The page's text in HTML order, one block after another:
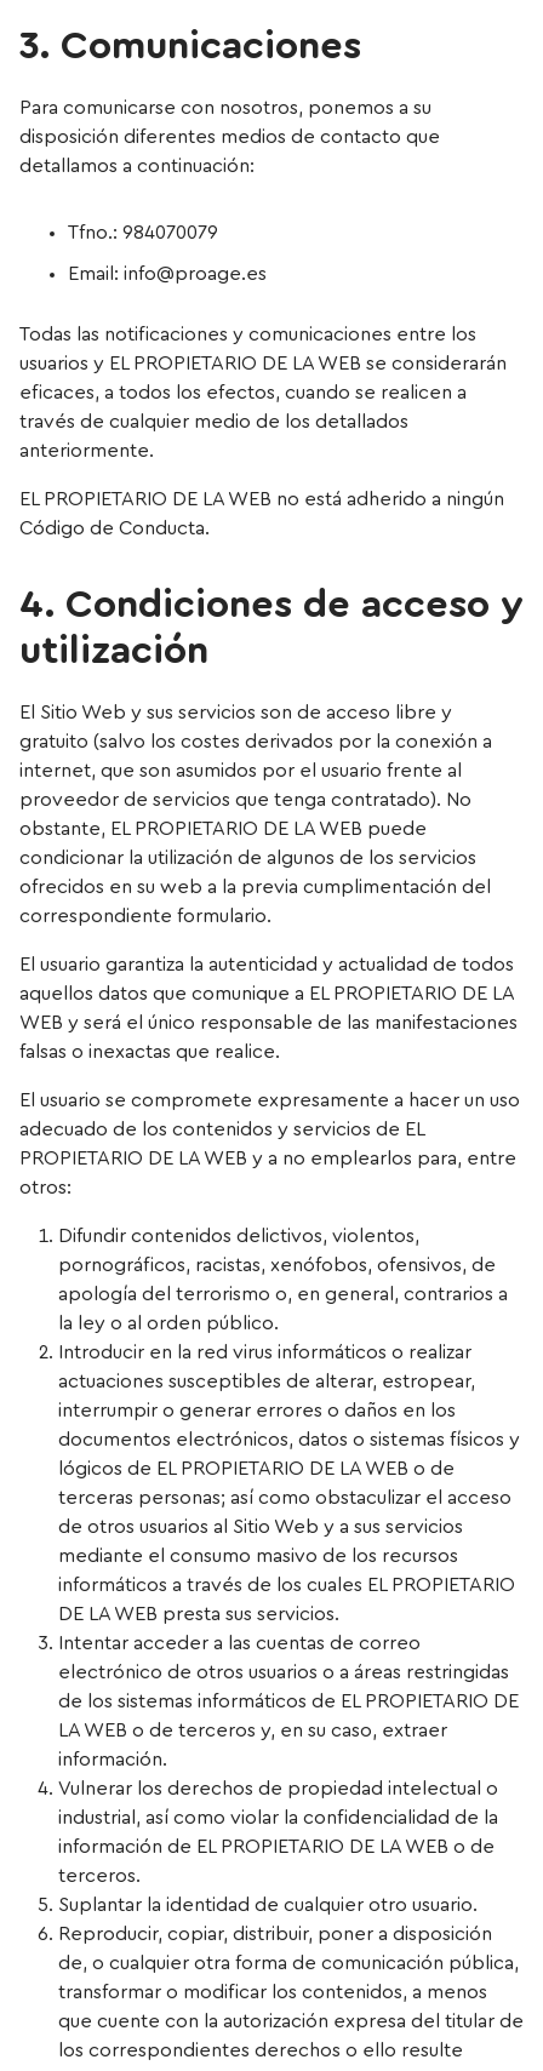
3. Comunicaciones
Para comunicarse con nosotros, ponemos a su
disposición diferentes medios de contacto que
detallamos a continuación:
Tfno.: 984070079
Email: info@proage.es
Todas las notificaciones y comunicaciones entre los
usuarios y EL PROPIETARIO DE LA WEB se considerarán
eficaces, a todos los efectos, cuando se realicen a
través de cualquier medio de los detallados
anteriormente.
EL PROPIETARIO DE LA WEB no está adherido a ningún
Código de Conducta.
4. Condiciones de acceso y
utilización
El Sitio Web y sus servicios son de acceso libre y
gratuito (salvo los costes derivados por la conexión a
internet, que son asumidos por el usuario frente al
proveedor de servicios que tenga contratado). No
obstante, EL PROPIETARIO DE LA WEB puede
condicionar la utilización de algunos de los servicios
ofrecidos en su web a la previa cumplimentación del
correspondiente formulario.
El usuario garantiza la autenticidad y actualidad de todos
aquellos datos que comunique a EL PROPIETARIO DE LA
WEB y será el único responsable de las manifestaciones
falsas o inexactas que realice.
El usuario se compromete expresamente a hacer un uso
adecuado de los contenidos y servicios de EL
PROPIETARIO DE LA WEB y a no emplearlos para, entre
otros:
Difundir contenidos delictivos, violentos,
pornográficos, racistas, xenófobos, ofensivos, de
apología del terrorismo o, en general, contrarios a
la ley o al orden público.
Introducir en la red virus informáticos o realizar
actuaciones susceptibles de alterar, estropear,
interrumpir o generar errores o daños en los
documentos electrónicos, datos o sistemas físicos y
lógicos de EL PROPIETARIO DE LA WEB o de
terceras personas; así como obstaculizar el acceso
de otros usuarios al Sitio Web y a sus servicios
mediante el consumo masivo de los recursos
informáticos a través de los cuales EL PROPIETARIO
DE LA WEB presta sus servicios.
Intentar acceder a las cuentas de correo
electrónico de otros usuarios o a áreas restringidas
de los sistemas informáticos de EL PROPIETARIO DE
LA WEB o de terceros y, en su caso, extraer
información.
Vulnerar los derechos de propiedad intelectual o
industrial, así como violar la confidencialidad de la
información de EL PROPIETARIO DE LA WEB o de
terceros.
Suplantar la identidad de cualquier otro usuario.
Reproducir, copiar, distribuir, poner a disposición
de, o cualquier otra forma de comunicación pública,
transformar o modificar los contenidos, a menos
que cuente con la autorización expresa del titular de
los correspondientes derechos o ello resulte